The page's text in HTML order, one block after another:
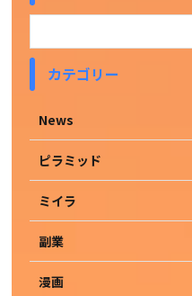
カテゴリー
News
ピラミッド
ミイラ
副業
漫画